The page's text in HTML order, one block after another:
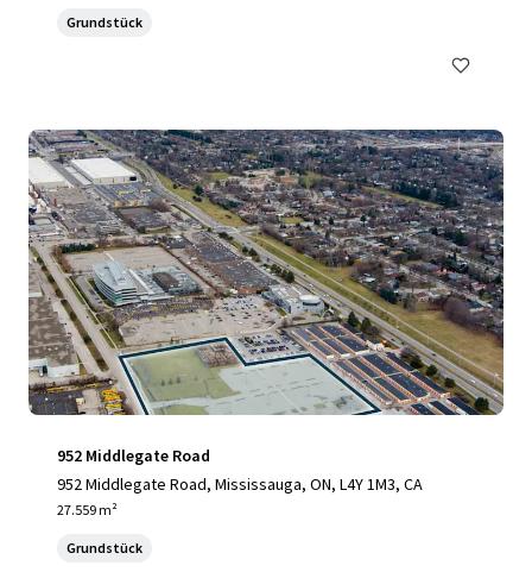
Grundstück
952 Middlegate Road
952 Middlegate Road, Mississauga, ON, L4Y 1M3, CA
27.559 m²
Grundstück